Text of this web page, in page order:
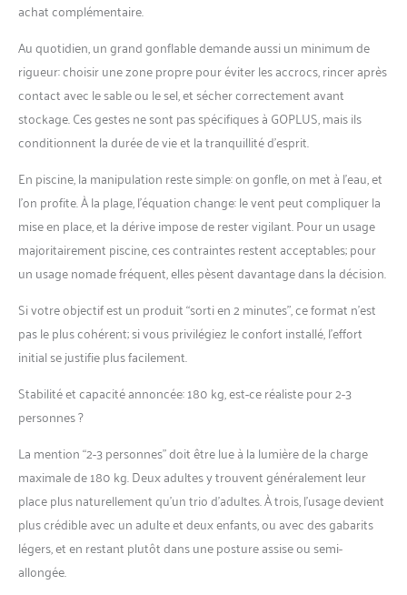
achat complémentaire.
Au quotidien, un grand gonflable demande aussi un minimum de
rigueur: choisir une zone propre pour éviter les accrocs, rincer après
contact avec le sable ou le sel, et sécher correctement avant
stockage. Ces gestes ne sont pas spécifiques à GOPLUS, mais ils
conditionnent la durée de vie et la tranquillité d’esprit.
En piscine, la manipulation reste simple: on gonfle, on met à l’eau, et
l’on profite. À la plage, l’équation change: le vent peut compliquer la
mise en place, et la dérive impose de rester vigilant. Pour un usage
majoritairement piscine, ces contraintes restent acceptables; pour
un usage nomade fréquent, elles pèsent davantage dans la décision.
Si votre objectif est un produit “sorti en 2 minutes”, ce format n’est
pas le plus cohérent; si vous privilégiez le confort installé, l’effort
initial se justifie plus facilement.
Stabilité et capacité annoncée: 180 kg, est-ce réaliste pour 2-3
personnes ?
La mention “2-3 personnes” doit être lue à la lumière de la charge
maximale de 180 kg. Deux adultes y trouvent généralement leur
place plus naturellement qu’un trio d’adultes. À trois, l’usage devient
plus crédible avec un adulte et deux enfants, ou avec des gabarits
légers, et en restant plutôt dans une posture assise ou semi-
allongée.